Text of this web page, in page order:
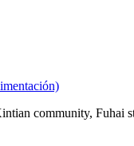
community, Fuhai